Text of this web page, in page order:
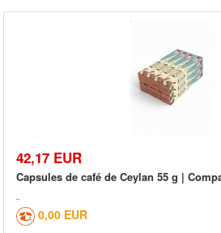
42,17 EUR
Capsules de café de Ceylan 55 g |
0,00 EUR